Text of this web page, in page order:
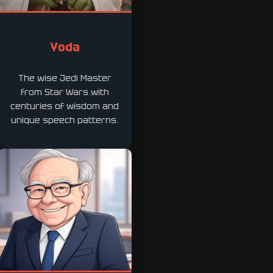
Yoda
The wise Jedi Master
from Star Wars with
centuries of wisdom and
unique speech patterns.